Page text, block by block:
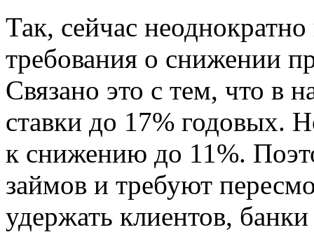
Так, сейчас
требования о снижении
Связано это с тем, что в
ставки до 17% годовых.
к снижению до 11%.
займов и требуют
удержать клиентов,